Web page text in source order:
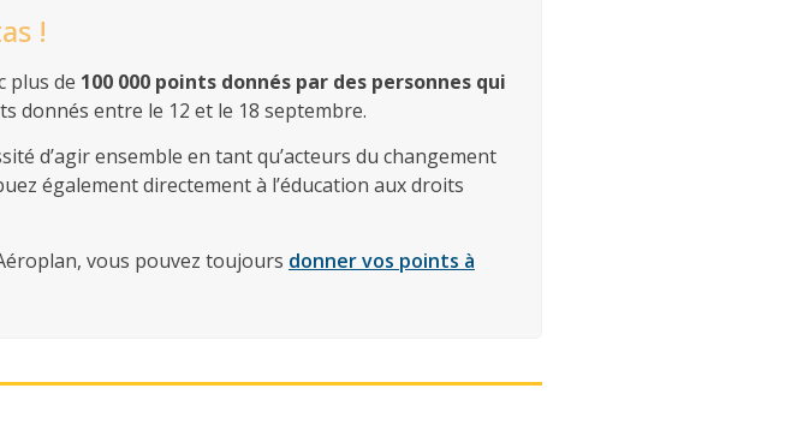
!
plus de 100 000 points donnés par des personnes qui
donnés entre le 12 et le 18 septembre.
d’agir ensemble en tant qu’acteurs du changement
également directement à l’éducation aux droits
vous pouvez toujours donner vos points à